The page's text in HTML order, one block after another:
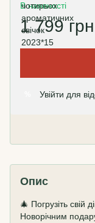
В наявності
1 799 грн
Увійти для
Опис
🎄 Погрузіть свій
Новорічним